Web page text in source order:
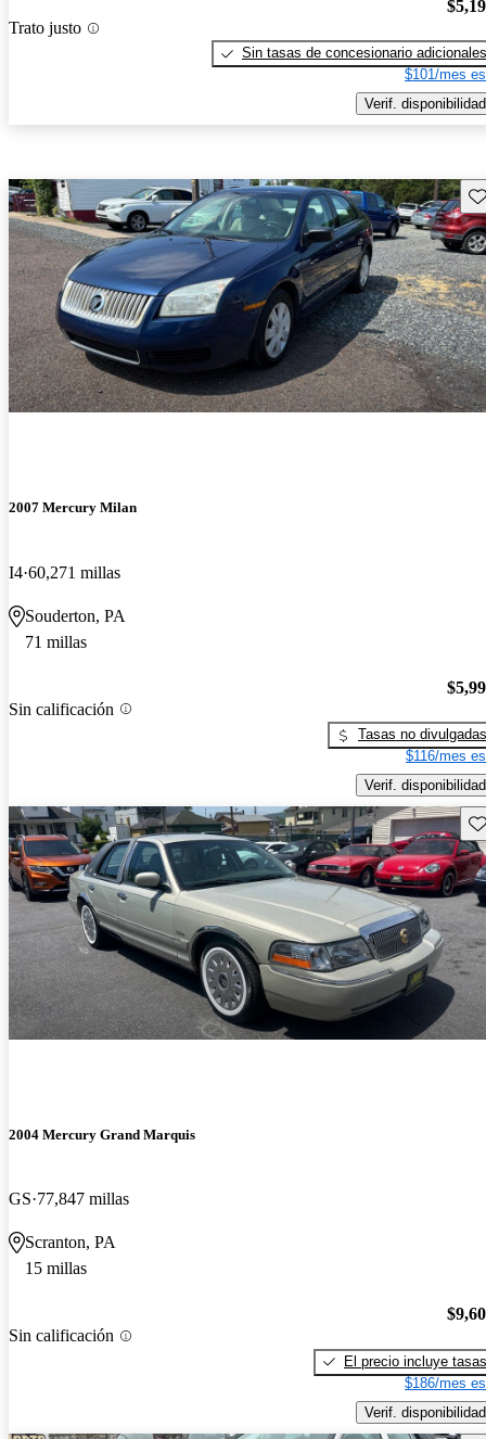
Trato justo
Sin tasas de concesionario adicionales
$101/mes
Verif. disponibilidad
2007 Mercury Milan
I4 60,271 millas
Souderton, PA
71 millas
Sin calificación
Tasas no divulgadas
$116/mes
Verif. disponibilidad
2004 Mercury Grand Marquis
GS 77,847 millas
Scranton, PA
15 millas
Sin calificación
El precio incluye tasas
$186/mes
Verif. disponibilidad